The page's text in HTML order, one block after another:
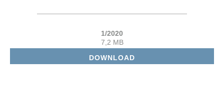
DOWNLOAD
1/2020
7,2 MB